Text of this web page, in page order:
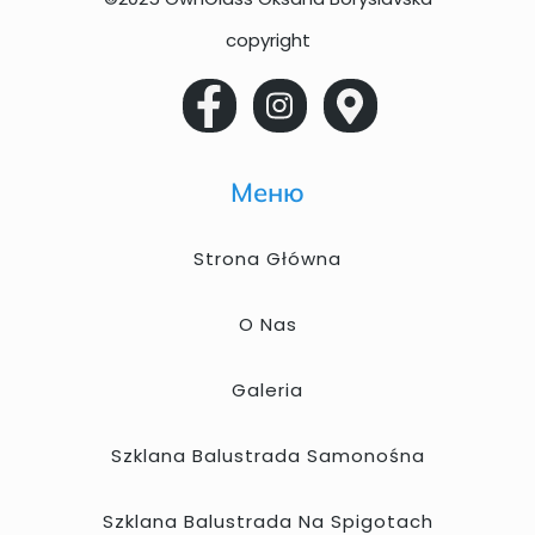
copyright
Меню
Strona Główna
O Nas
Galeria
Szklana Balustrada Samonośna
Szklana Balustrada Na Spigotach